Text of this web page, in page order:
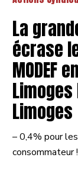
2019
Limoges
La
écrase
MODEF
Limoges
Limoges
– 0,4% pour
consommateur